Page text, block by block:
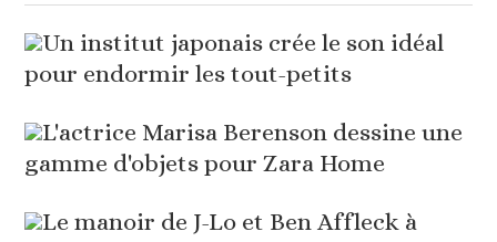
Un institut japonais crée le son idéal
pour endormir les tout-petits
L'actrice Marisa Berenson dessine une
gamme d'objets pour Zara Home
Le manoir de J-Lo et Ben Affleck à